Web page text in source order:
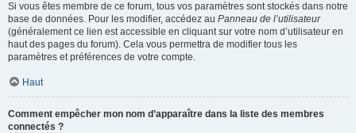
Si vous êtes membre de ce forum, tous vos paramètres sont stockés dans notre
base de données. Pour les modifier, accédez au Panneau de l’utilisateur
(généralement ce lien est accessible en cliquant sur votre nom d’utilisateur en
haut des pages du forum). Cela vous permettra de modifier tous les
paramètres et préférences de votre compte.
Haut
Comment empêcher mon nom d’apparaître dans la liste des membres
connectés ?